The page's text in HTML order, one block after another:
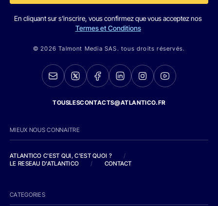
En cliquant sur s'inscrire, vous confirmez que vous acceptez nos
Termes et Conditions
© 2026 Talmont Media SAS. tous droits réservés.
TOUSLESCONTACTS@ATLANTICO.FR
MIEUX NOUS CONNAITRE
ATLANTICO C'EST QUI, C'EST QUOI ?
/
LE RESEAU D'ATLANTICO
/ CONTACT
CATEGORIES